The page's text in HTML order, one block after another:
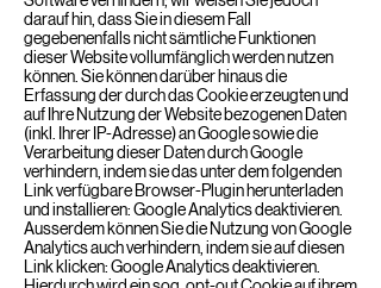
darauf hin, dass Sie in diesem Fall
gegebenenfalls nicht sämtliche Funktionen
dieser Website vollumfänglich werden nutzen
können. Sie können darüber hinaus die
Erfassung der durch das Cookie erzeugten und
auf Ihre Nutzung der Website bezogenen Daten
(inkl. Ihrer IP-Adresse) an Google sowie die
Verarbeitung dieser Daten durch Google
verhindern, indem sie das unter dem folgenden
Link verfügbare Browser-Plugin herunterladen
und installieren:Google Analytics deaktivieren
Ausserdem können Sie die Nutzung von Google
Analytics auch verhindern, indem sie auf diesen
Link klicken:Google Analytics deaktivieren